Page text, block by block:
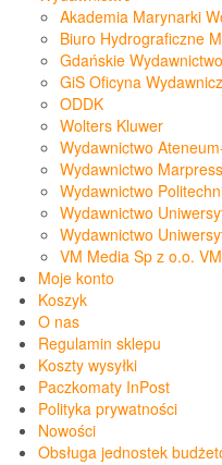
Akademia Marynarki
Biuro Hydrograficzne
Gdańskie
GiS Oficyna
ODDK
Wolters Kluwer
Wydawnictwo
Wydawnictwo Marpress
Wydawnictwo
Wydawnictwo
Wydawnictwo
VM Media Sp z o.o.
Moje konto
Koszyk
O nas
Regulamin sklepu
Koszty wysyłki
Paczkomaty InPost
Polityka prywatności
Nowości
Obsługa jednostek